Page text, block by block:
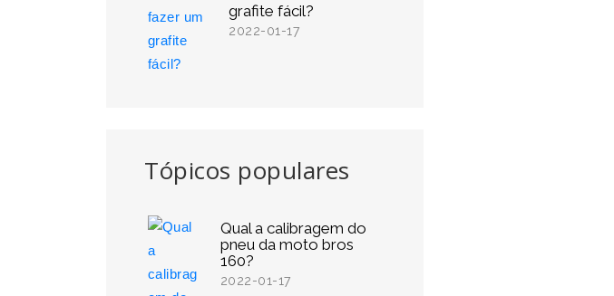
grafite fácil?
2022-01-17
Tópicos populares
Qual a calibragem do
pneu da moto bros
160?
2022-01-17